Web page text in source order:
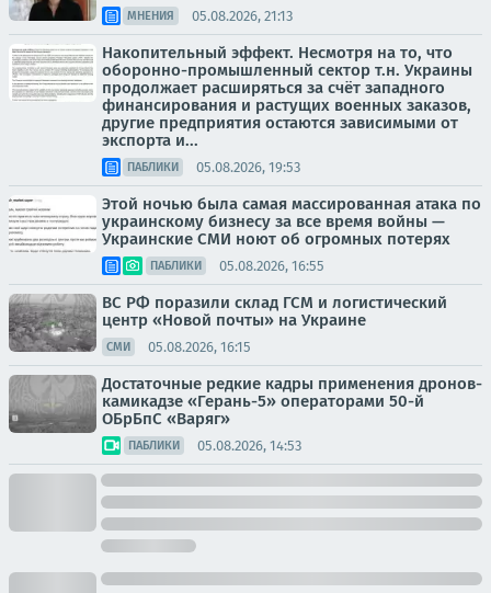
МНЕНИЯ 05.08.2026, 21:13
Накопительный эффект. Несмотря на то, что
оборонно-промышленный сектор т.н. Украины
продолжает расширяться за счёт западного
финансирования и растущих военных заказов,
другие предприятия остаются зависимыми от
экспорта и...
ПАБЛИКИ 05.08.2026, 19:53
Этой ночью была самая массированная атака по
украинскому бизнесу за все время войны —
Украинские СМИ ноют об огромных потерях
ПАБЛИКИ 05.08.2026, 16:55
ВС РФ поразили склад ГСМ и логистический
центр «Новой почты» на Украине
СМИ 05.08.2026, 16:15
Достаточные редкие кадры применения дронов-
камикадзе «Герань-5» операторами 50-й
ОБрБпС «Варяг»
ПАБЛИКИ 05.08.2026, 14:53